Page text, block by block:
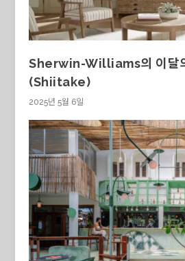
Sherwin-Williams의 이달
(Shiitake)
2025년 5월 6일